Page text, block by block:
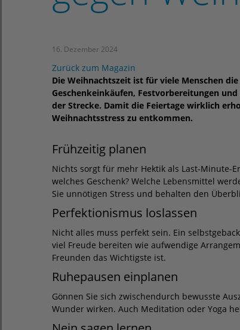
16. Dezember 2024
Zurück zum Magazin
Die Weihnachtszeit ist für viele Menschen
Geschenkeinkäufen, Festvorbereitungen
der Strecke. Damit die Feiertage wirklich
Weihnachtsstress zu entkommen.
Frühzeitig planen
Nichts sorgt für mehr Hektik als Last-Minute-
welches Geschenk? Welche Lebensmittel
Sie unnötigen Stress und behalten den
Perfektionismus loslassen
Nicht alles muss perfekt sein. Ein
viel Freude bereiten wie aufwendige
Freunden das Wichtigste ist.
Ruhepausen einplanen
Gönnen Sie sich zwischendurch bewusste
Wunder wirken. Auch Meditation oder Yoga